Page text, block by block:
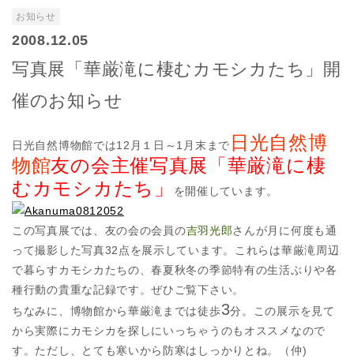
お知らせ
2008.12.05
写真展「華厳滝に棲むカモシカたち」開
催のお知らせ
日光自然博物館では12月１日～1月末まで 日光自然博
物館友の会主催写真展「華厳滝に棲
むカモシカたち」
を開催しています。
この写真展では、友の会の会員の吉羽光郎さんが月に何度も通
って撮影した写真32点を展示しています。これらは華厳滝周辺
で暮らすカモシカたちの、春夏秋冬の季節特有の生活ぶりや各
種行動の貴重な記録です。ぜひご覧下さい。
ちなみに、博物館から華厳滝までは徒歩3分。この展示を見て
から実際にカモシカを探しにいっちゃうのもオススメなので
す。ただし、とても寒いから防寒はしっかりとね。（仲)